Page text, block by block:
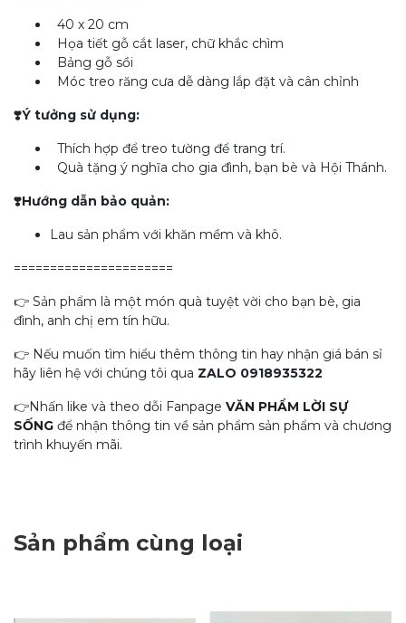
40 x 20 cm
Họa tiết gỗ cắt laser, chữ khắc chìm
Bảng gỗ sồi
Móc treo răng cưa dễ dàng lắp đặt và cân chỉnh
❣️Ý tưởng sử dụng:
Thích hợp để treo tường để trang trí.
Quà tặng ý nghĩa cho gia đình, bạn bè và Hội Thánh.
❣️Hướng dẫn bảo quản:
Lau sản phẩm với khăn mềm và khô.
======================
👉 Sản phẩm là một món quà tuyệt vời cho bạn bè, gia
đình, anh chị em tín hữu.
👉 Nếu muốn tìm hiểu thêm thông tin hay nhận giá bán sỉ
hãy liên hệ với chúng tôi qua ZALO 0918935322
👉Nhấn like và theo dỗi Fanpage VĂN PHẨM LỜI SỰ
SỐNG để nhận thông tin về sản phẩm sản phẩm và chương
trình khuyến mãi.
Sản phẩm cùng loại